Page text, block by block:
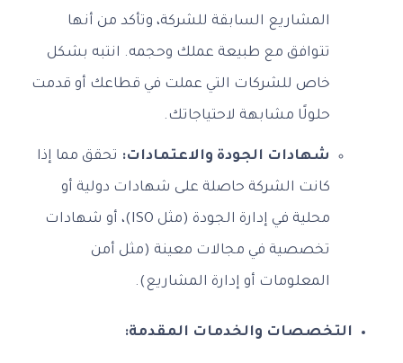
المشاريع السابقة للشركة، وتأكد من أنها
تتوافق مع طبيعة عملك وحجمه. انتبه بشكل
خاص للشركات التي عملت في قطاعك أو قدمت
حلولًا مشابهة لاحتياجاتك.
شهادات الجودة والاعتمادات: تحقق مما إذا
كانت الشركة حاصلة على شهادات دولية أو
محلية في إدارة الجودة (مثل ISO)، أو شهادات
تخصصية في مجالات معينة (مثل أمن
المعلومات أو إدارة المشاريع).
التخصصات والخدمات المقدمة: